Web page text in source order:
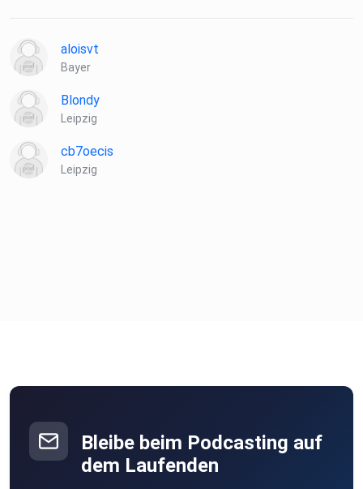
aloisvt
Bayer
Blondy
Leipzig
cb7oecis
Leipzig
Bleibe beim Podcasting auf
dem Laufenden